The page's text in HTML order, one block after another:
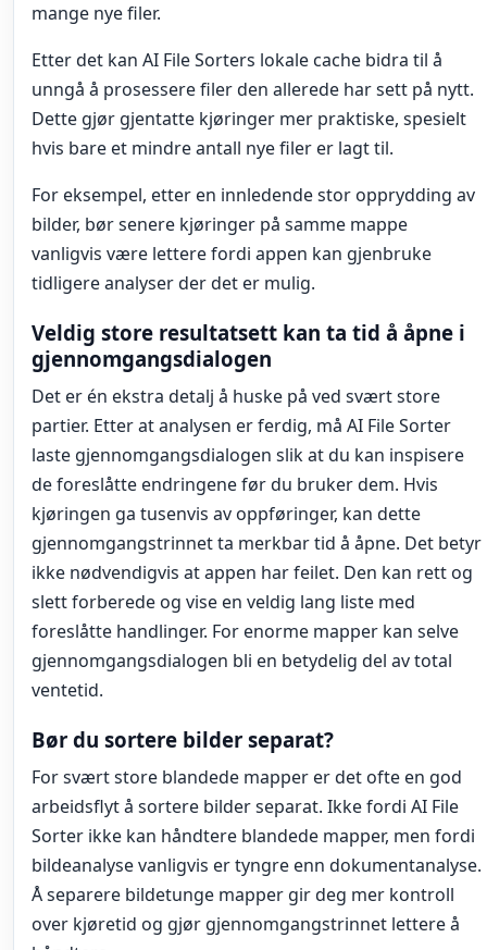
mange nye filer.
Etter det kan AI File Sorters lokale cache bidra til å
unngå å prosessere filer den allerede har sett på nytt.
Dette gjør gjentatte kjøringer mer praktiske, spesielt
hvis bare et mindre antall nye filer er lagt til.
For eksempel, etter en innledende stor opprydding av
bilder, bør senere kjøringer på samme mappe
vanligvis være lettere fordi appen kan gjenbruke
tidligere analyser der det er mulig.
Veldig store resultatsett kan ta tid å åpne i
gjennomgangsdialogen
Det er én ekstra detalj å huske på ved svært store
partier. Etter at analysen er ferdig, må AI File Sorter
laste gjennomgangsdialogen slik at du kan inspisere
de foreslåtte endringene før du bruker dem. Hvis
kjøringen ga tusenvis av oppføringer, kan dette
gjennomgangstrinnet ta merkbar tid å åpne. Det betyr
ikke nødvendigvis at appen har feilet. Den kan rett og
slett forberede og vise en veldig lang liste med
foreslåtte handlinger. For enorme mapper kan selve
gjennomgangsdialogen bli en betydelig del av total
ventetid.
Bør du sortere bilder separat?
For svært store blandede mapper er det ofte en god
arbeidsflyt å sortere bilder separat. Ikke fordi AI File
Sorter ikke kan håndtere blandede mapper, men fordi
bildeanalyse vanligvis er tyngre enn dokumentanalyse.
Å separere bildetunge mapper gir deg mer kontroll
over kjøretid og gjør gjennomgangstrinnet lettere å